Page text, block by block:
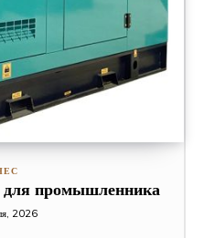
для промышленника
2026